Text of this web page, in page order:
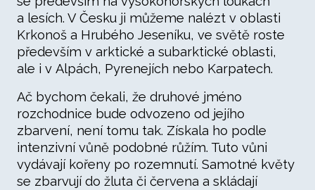
a lesích. V Česku ji můžeme nalézt v oblasti
Krkonoš a Hrubého Jeseníku, ve světě roste
především v arktické a subarktické oblasti,
ale i v Alpách, Pyrenejích nebo Karpatech.
Ač bychom čekali, že druhové jméno
rozchodnice bude odvozeno od jejího
zbarvení, není tomu tak. Získala ho podle
intenzivní vůně podobné růžím. Tuto vůni
vydávají kořeny po rozemnutí. Samotné květy
se zbarvují do žluta či červena a skládají